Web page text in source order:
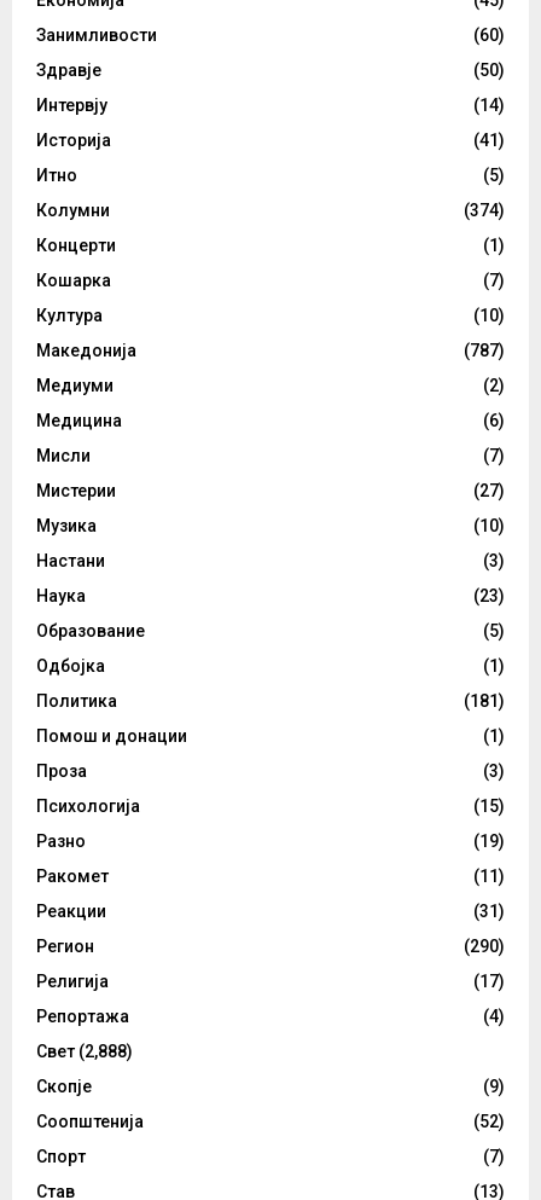
Занимливости
(60)
Здравје
(50)
Интервју
(14)
Историја
(41)
Итно
(5)
Колумни
(374)
Концерти
(1)
Кошарка
(7)
Култура
(10)
Македонија
(787)
Медиуми
(2)
Медицина
(6)
Мисли
(7)
Мистерии
(27)
Музика
(10)
Настани
(3)
Наука
(23)
Образование
(5)
Одбојка
(1)
Политика
(181)
Помош и донации
(1)
Проза
(3)
Психологија
(15)
Разно
(19)
Ракомет
(11)
Реакции
(31)
Регион
(290)
Религија
(17)
Репортажа
(4)
Свет (2,888)
Скопје
(9)
Соопштенија
(52)
Спорт
(7)
Став
(13)